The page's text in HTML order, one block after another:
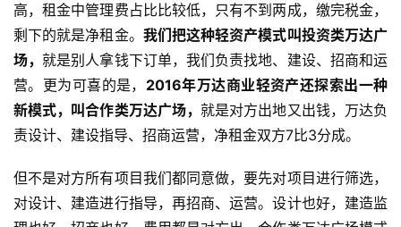
高，租金中管理费占比比较低，只有不到两成，缴完税金，
剩下的就是净租金。 我们把这种轻资产模式叫投资类万达广
场，就是别人拿钱下订单，我们负责找地、建设、招商和运
营。更为可喜的是， 2016年万达商业轻资产还探索出一种
新模式，叫合作类万达广场，就是对方出地又出钱，万达负
责设计、建设指导、招商运营，净租金双方7比3分成。
但不是对方所有项目我们都同意做，要先对项目进行筛选，
对设计、建造进行指导，再招商、运营。设计也好，建造监